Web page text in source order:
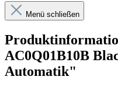
Menü schließen
AC0Q01B10B
Automatik"